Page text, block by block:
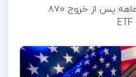
سقوط بیت کوین به کف ۶‌ ماهه پس از خروج ۸۷۰